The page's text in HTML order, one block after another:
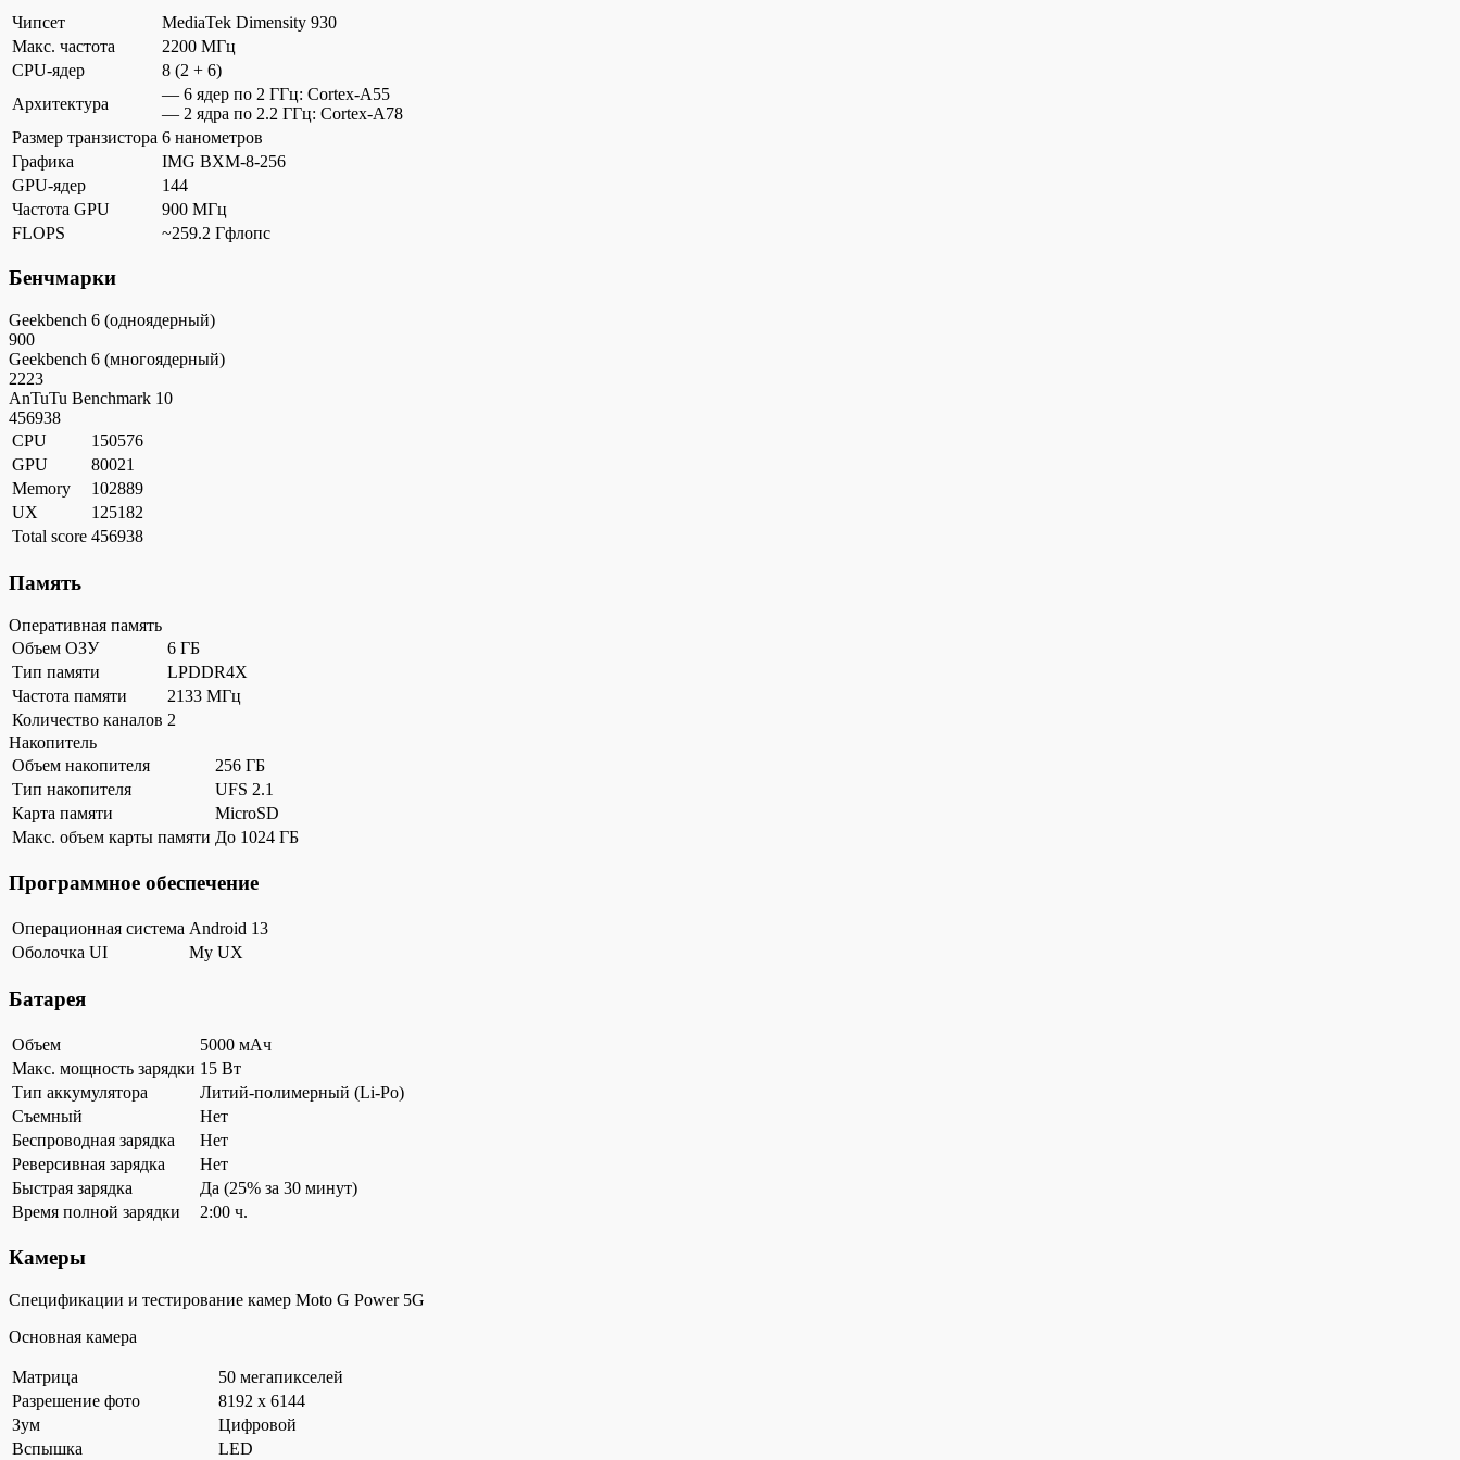
Чипсет
MediaTek Dimensity 930
Макс. частота
2200 МГц
CPU-ядер
8 (2 + 6)
Архитектура
— 6 ядер по 2 ГГц: Cortex-A55
— 2 ядра по 2.2 ГГц: Cortex-A78
Размер транзистора 6 нанометров
Графика
IMG BXM-8-256
GPU-ядер
144
Частота GPU
900 МГц
FLOPS
~259.2 Гфлопс
Бенчмарки
Geekbench 6 (одноядерный)
900
Geekbench 6 (многоядерный)
2223
AnTuTu Benchmark 10
456938
CPU
150576
GPU
80021
Memory
102889
UX
125182
Total score 456938
Память
Оперативная память
Объем ОЗУ
6 ГБ
Тип памяти
LPDDR4X
Частота памяти
2133 МГц
Количество каналов 2
Накопитель
Объем накопителя
256 ГБ
Тип накопителя
UFS 2.1
Карта памяти
MicroSD
Макс. объем карты памяти До 1024 ГБ
Программное обеспечение
Операционная система Android 13
Оболочка UI
My UX
Батарея
Объем
5000 мАч
Макс. мощность зарядки 15 Вт
Тип аккумулятора
Литий-полимерный (Li-Po)
Съемный
Нет
Беспроводная зарядка
Нет
Реверсивная зарядка
Нет
Быстрая зарядка
Да (25% за 30 минут)
Время полной зарядки
2:00 ч.
Камеры
Спецификации и тестирование камер Moto G Power 5G
Основная камера
Матрица
50 мегапикселей
Разрешение фото
8192 x 6144
Зум
Цифровой
Вспышка
LED